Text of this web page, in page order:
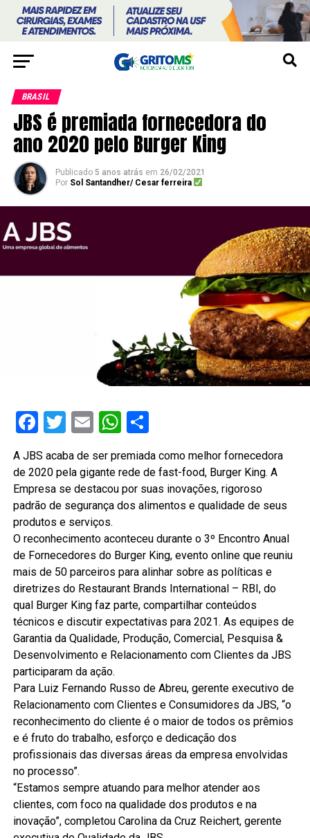
BRASIL
JBS é premiada fornecedora do
ano 2020 pelo Burger King
Publicado 5 anos atrás em 26/02/2021
Por Sol Santandher/ Cesar ferreira
Facebook
Twitter
EmailWhatsApp
A JBS acaba de ser premiada como melhor fornecedora
de 2020 pela gigante rede de fast-food, Burger King. A
Empresa se destacou por suas inovações, rigoroso
padrão de segurança dos alimentos e qualidade de seus
produtos e serviços.
O reconhecimento aconteceu durante o 3º Encontro Anual
de Fornecedores do Burger King, evento online que reuniu
mais de 50 parceiros para alinhar sobre as políticas e
diretrizes do Restaurant Brands International – RBI, do
qual Burger King faz parte, compartilhar conteúdos
técnicos e discutir expectativas para 2021. As equipes de
Garantia da Qualidade, Produção, Comercial, Pesquisa &
Desenvolvimento e Relacionamento com Clientes da JBS
participaram da ação.
Para Luiz Fernando Russo de Abreu, gerente executivo de
Relacionamento com Clientes e Consumidores da JBS, “o
reconhecimento do cliente é o maior de todos os prêmios
e é fruto do trabalho, esforço e dedicação dos
profissionais das diversas áreas da empresa envolvidas
no processo”.
“Estamos sempre atuando para melhor atender aos
clientes, com foco na qualidade dos produtos e na
inovação”, completou Carolina da Cruz Reichert, gerente